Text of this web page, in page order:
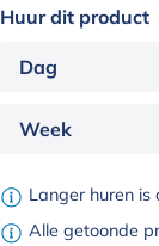
Huur dit product
Dag
Week
Langer huren is
Alle getoonde